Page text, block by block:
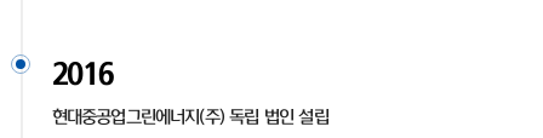
2016
현대중공업그린에너지(주) 독립 법인 설립